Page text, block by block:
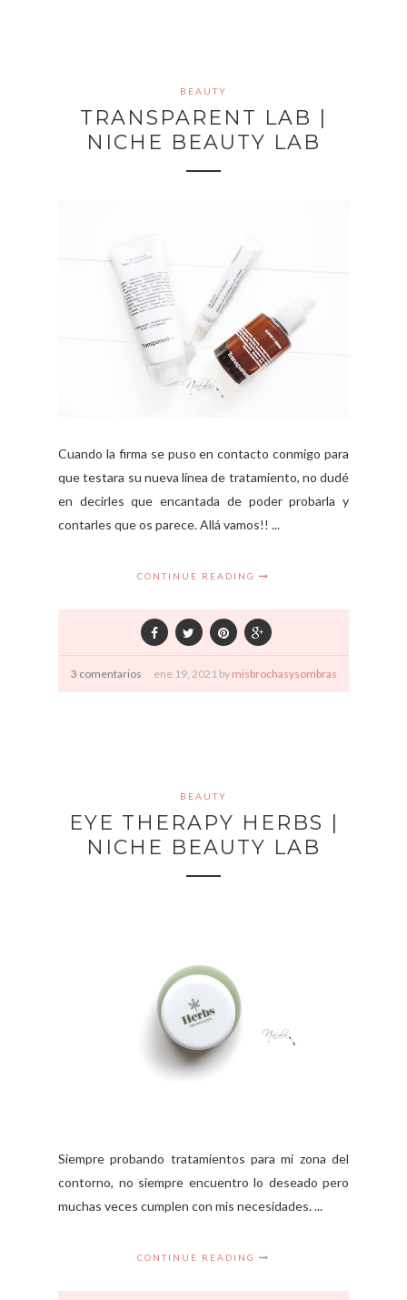
BEAUTY
TRANSPARENT LAB |
NICHE BEAUTY LAB
Cuando la firma se puso en contacto conmigo para
que testara su nueva línea de tratamiento, no dudé
en decirles que encantada de poder probarla y
contarles que os parece. Allá vamos!! ...
CONTINUE READING
3 comentarios ene 19, 2021 by misbrochasysombras
BEAUTY
EYE THERAPY HERBS |
NICHE BEAUTY LAB
Siempre probando tratamientos para mi zona del
contorno, no siempre encuentro lo deseado pero
muchas veces cumplen con mis necesidades. ...
CONTINUE READING